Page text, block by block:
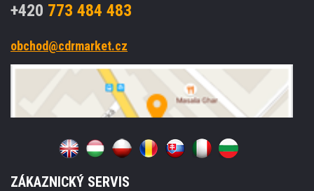
+420 773 484 483
obchod@cdrmarket.cz
ZÁKAZNICKÝ SERVIS